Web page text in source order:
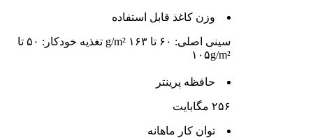
وزن کاغذ قابل استفاده
سینی اصلی: ۶۰ تا ۱۶۳ g/m² تغذیه خودکار: ۵۰ تا
۱۰۵g/m²
حافظه پرینتر
۲۵۶ مگابایت
توان کار ماهانه